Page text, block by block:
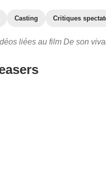
Casting Critiques
liées au film De son